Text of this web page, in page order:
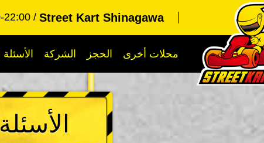
Street Kart Shinagawa
22:00
الشركة الحجز محلات أخرى